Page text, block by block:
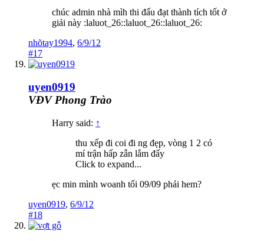
chúc admin nhà mìh thi đấu đạt thành tích tốt ở
giải này :laluot_26::laluot_26::laluot_26:
nhõtay1994, 6/9/12
#17
uyen0919
VĐV Phong Trào
Harry said: ↑
thu xếp đi coi đi ng đẹp, vòng 1 2 có
mí trận hấp zẫn lắm đấy
Click to expand...
ẹc min mình woanh tối 09/09 phải hem?
uyen0919, 6/9/12
#18